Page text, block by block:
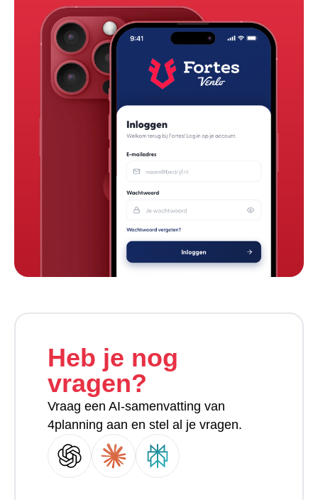
Heb je nog
vragen?
Vraag een AI-samenvatting van
4planning aan en stel al je vragen.